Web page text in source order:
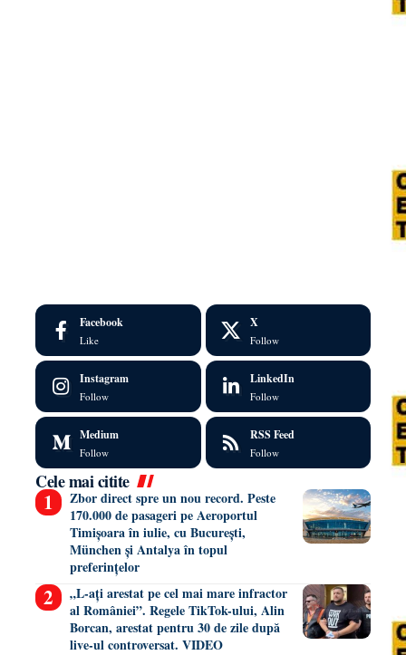
Facebook
Like
X
Follow
Instagram
Follow
LinkedIn
Follow
Medium
Follow
RSS Feed
Follow
Cele mai citite
Zbor direct spre un nou record. Peste
170.000 de pasageri pe Aeroportul
Timișoara în iulie, cu București,
München și Antalya în topul
preferințelor
„L-ați arestat pe cel mai mare infractor
al României”. Regele TikTok-ului, Alin
Borcan, arestat pentru 30 de zile după
live-ul controversat. VIDEO